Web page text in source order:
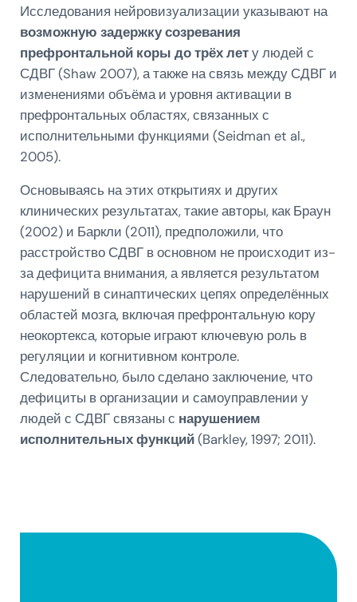
Исследования нейровизуализации указывают на
возможную задержку созревания
префронтальной коры до трёх лету людей с
СДВГ (Shaw 2007), а также на связь между СДВГ и
изменениями объёма и уровня активации в
префронтальных областях, связанных с
исполнительными функциями (Seidman et al.,
2005).
Основываясь на этих открытиях и других
клинических результатах, такие авторы, как Браун
(2002) и Баркли (2011), предположили, что
расстройство СДВГ в основном не происходит из-
за дефицита внимания, а является результатом
нарушений в синаптических цепях определённых
областей мозга, включая префронтальную кору
неокортекса, которые играют ключевую роль в
регуляции и когнитивном контроле.
Следовательно, было сделано заключение, что
дефициты в организации и самоуправлении у
людей с СДВГ связаны с нарушением
исполнительных функций(Barkley, 1997; 2011).